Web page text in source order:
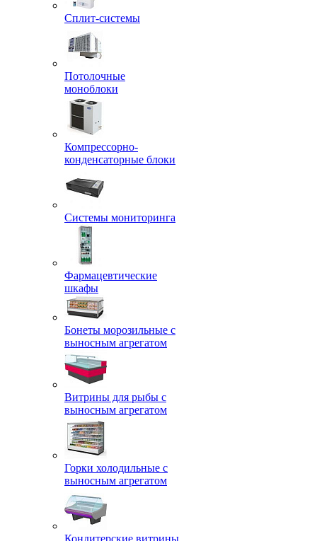
Сплит-системы
Потолочные
моноблоки
Компрессорно-
конденсаторные блоки
Системы мониторинга
Фармацевтические
шкафы
Бонеты морозильные с
выносным агрегатом
Витрины для рыбы с
выносным агрегатом
Горки холодильные с
выносным агрегатом
Кондитерские витрины